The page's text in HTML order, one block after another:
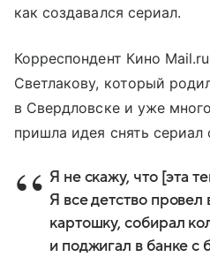
как создавался сериал.
Корреспондент Кино
Светлакову, который
в Свердловске и уже
пришла идея снять сериал
Я не скажу, что [эта
Я все детство провел
картошку, собирал
и поджигал в банке с